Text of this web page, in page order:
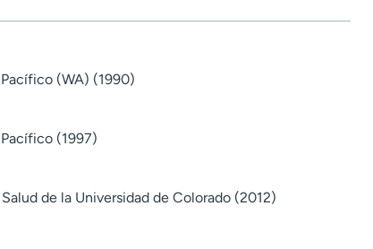
(WA) (1990)
(1997)
de la Universidad de Colorado (2012)